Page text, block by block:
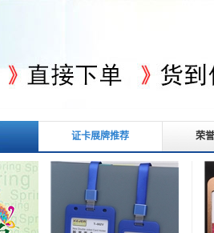
证卡展牌推荐 荣